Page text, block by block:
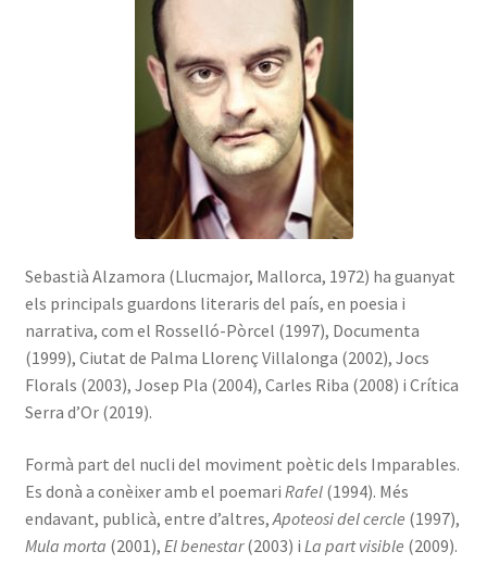
Sebastià Alzamora (Llucmajor, Mallorca, 1972) ha guanyat
els principals guardons literaris del país, en poesia i
narrativa, com el Rosselló-Pòrcel (1997), Documenta
(1999), Ciutat de Palma Llorenç Villalonga (2002), Jocs
Florals (2003), Josep Pla (2004), Carles Riba (2008) i Crítica
Serra d’Or (2019).
Formà part del nucli del moviment poètic dels Imparables.
Es donà a conèixer amb el poemari Rafel(1994). Més
endavant, publicà, entre d’altres, Apoteosi del cercle (1997),
Mula morta (2001), El benestar(2003) i La part visible (2009).